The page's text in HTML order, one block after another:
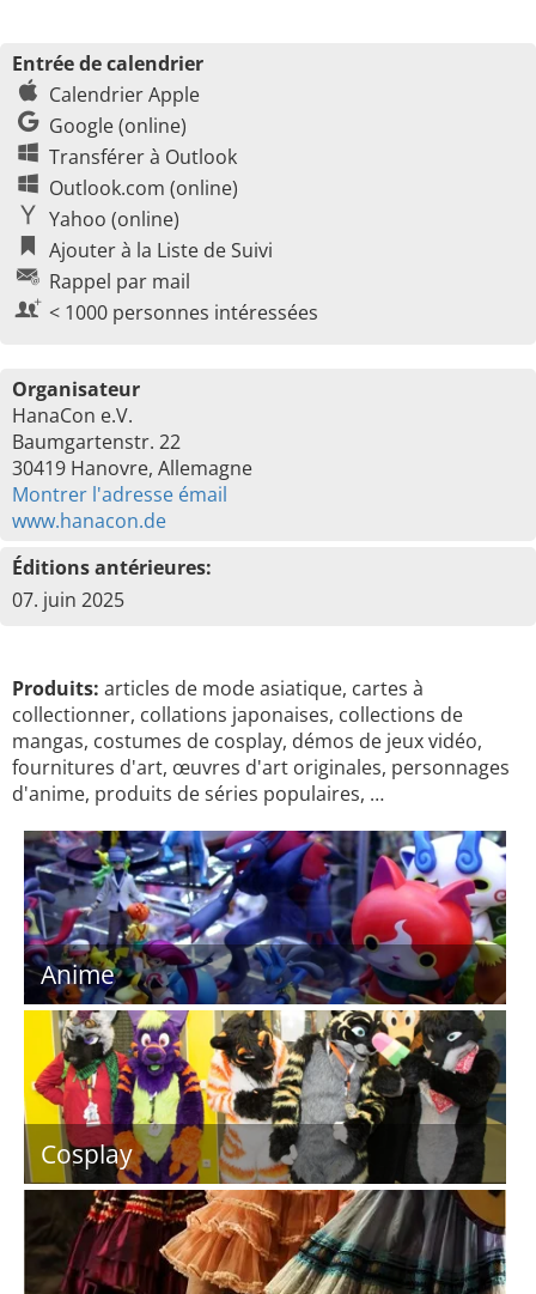
Entrée de calendrier
Calendrier Apple
Google (online)
Transférer à Outlook
Outlook.com (online)
Yahoo (online)
Ajouter à la Liste de Suivi
Rappel par mail
< 1000 personnes intéressées
Organisateur
HanaCon e.V.
Baumgartenstr. 22
30419 Hanovre, Allemagne
Montrer l'adresse émail
www.hanacon.de
Éditions antérieures:
07. juin 2025
Produits: articles de mode asiatique, cartes à
collectionner, collations japonaises, collections de
mangas, costumes de cosplay, démos de jeux vidéo,
fournitures d'art, œuvres d'art originales, personnages
d'anime, produits de séries populaires, …
Anime
Cosplay